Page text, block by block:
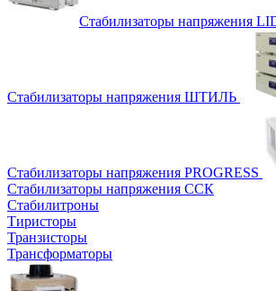
Стабилизаторы напряжения
Стабилизаторы напряжения ШТИЛЬ
Стабилизаторы напряжения PROGRESS
Стабилизаторы напряжения ССК
Стабилитроны
Тиристоры
Транзисторы
Трансформаторы